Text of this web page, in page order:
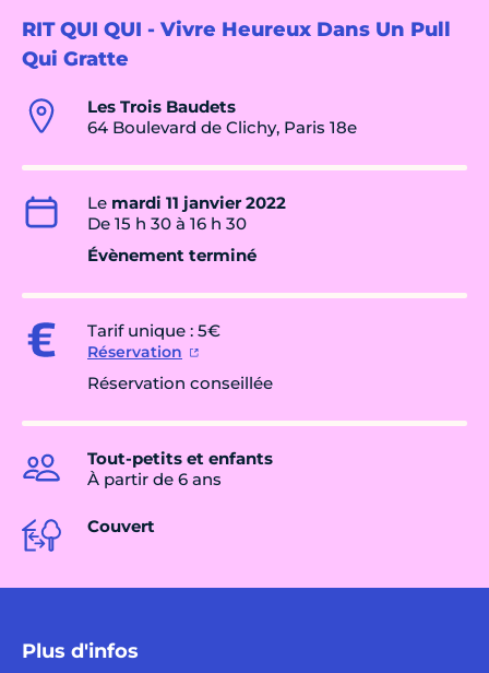
RIT QUI QUI - Vivre Heureux Dans Un Pull
Qui Gratte
Les Trois Baudets
64 Boulevard de Clichy, Paris 18e
Le mardi 11 janvier 2022
De 15 h 30 à 16 h 30
Évènement terminé
Tarif unique : 5€
Réservation
Réservation conseillée
Tout-petits et enfants
À partir de 6 ans
Couvert
Plus d'infos